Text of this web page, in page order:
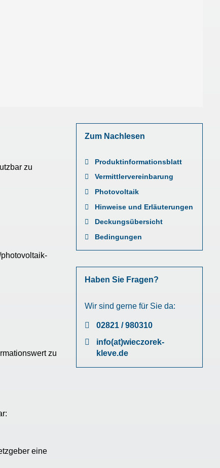
zu
zu
eine
Zum Nachlesen
Produktinformationsblatt
Vermittlervereinbarung
Photovoltaik
Hinweise und Erläuterungen
Deckungsübersicht
Bedingungen
Haben Sie Fragen?
Wir sind gerne für Sie da:
02821 / 980310
info(at)wieczorek-
kleve.de